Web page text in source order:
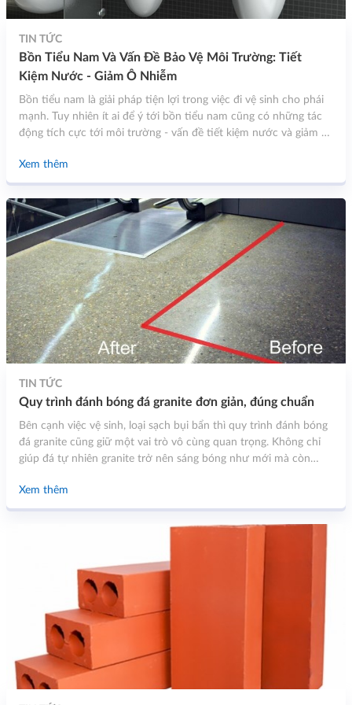
TIN TỨC
Bồn Tiểu Nam Và Vấn Đề Bảo Vệ Môi Trường: Tiết
Kiệm Nước - Giảm Ô Nhiễm
Bồn tiểu nam là giải pháp tiện lợi trong việc đi vệ sinh cho phái
mạnh. Tuy nhiên ít ai để ý tới bồn tiểu nam cũng có những tác
động tích cực tới môi trường - vấn đề tiết kiệm nước và giảm ô
Xem thêm
TIN TỨC
Quy trình đánh bóng đá granite đơn giản, đúng chuẩn
Bên cạnh việc vệ sinh, loại sạch bụi bẩn thì quy trình đánh bóng
đá granite cũng giữ một vai trò vô cùng quan trọng. Không chỉ
giúp đá tự nhiên granite trở nên sáng bóng như mới mà còn
hữu ích khác, quý khách hàng đừng bỏ lỡ bất kỳ nội dung thông
tin nào dưới đây.
Xem thêm